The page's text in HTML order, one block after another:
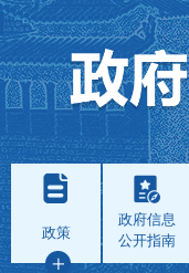
政策
政府信息
公开指南